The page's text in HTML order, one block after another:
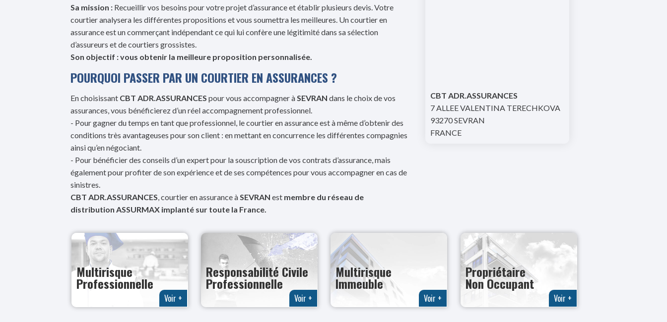
Sa mission : Recueillir vos besoins pour votre projet d’assurance et établir plusieurs devis. Votre
courtier analysera les différentes propositions et vous soumettra les meilleures. Un courtier en
assurance est un commerçant indépendant ce qui lui confère une légitimité dans sa sélection
d’assureurs et de courtiers grossistes.
Son objectif : vous obtenir la meilleure proposition personnalisée.
POURQUOI PASSER PAR UN COURTIER EN ASSURANCES ?
En choisissant CBT ADR.ASSURANCES pour vous accompagner àSEVRAN dans le choix de vos
assurances, vous bénéficierez d’un réel accompagnement professionnel.
- Pour gagner du temps en tant que professionnel, le courtier en assurance est à même d’obtenir des
conditions très avantageuses pour son client : en mettant en concurrence les différentes compagnies
ainsi qu’en négociant.
- Pour bénéficier des conseils d’un expert pour la souscription de vos contrats d’assurance, mais
également pour profiter de son expérience et de ses compétences pour vous accompagner en cas de
sinistres.
CBT ADR.ASSURANCES, courtier en assurance àSEVRAN est membre du réseau de
distribution ASSURMAX implanté sur toute la France.
CBT ADR.ASSURANCES
7 ALLEE VALENTINA TERECHKOVA
93270 SEVRAN
FRANCE
Multirisque
Professionnelle
Voir +
Responsabilité Civile
Professionnelle
Voir +
Multirisque
Immeuble
Voir +
Propriétaire
Non Occupant
Voir +